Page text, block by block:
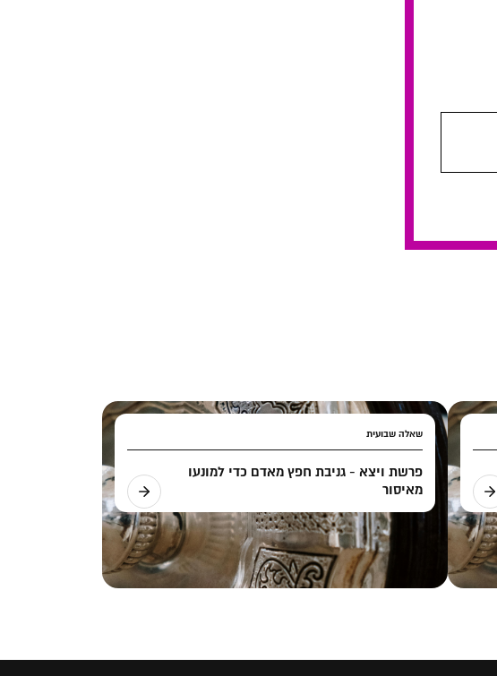
שאלה שבועית
פרשת ויצא - גניבת חפץ מאדם כדי למונעו
מאיסור